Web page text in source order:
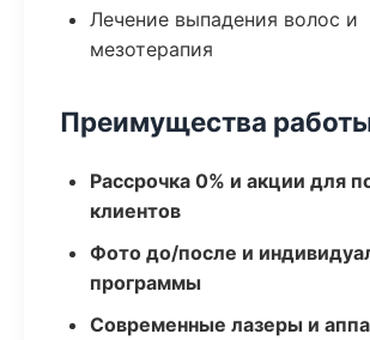
Лечение выпадения волос и
мезотерапия
Преимущества
Рассрочка 0% и акции для
клиентов
Фото до/после и
программы
Современные лазеры и